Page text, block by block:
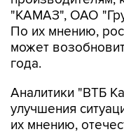
"КАМАЗ", ОАО
По их мнению,
может
года.
Аналитики "ВТБ
улучшения
их мнению,